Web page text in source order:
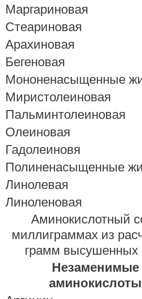
Маргариновая
Стеариновая
Арахиновая
Бегеновая
Мононенасыщенные
Миристолеиновая
Пальминтолеиновая
Олеиновая
Гадолеиновя
Полиненасыщенные
Линолевая
Линоленовая
Аминокислотный
миллиграммах из
грамм высушенных
Незаменимые
аминокислоты